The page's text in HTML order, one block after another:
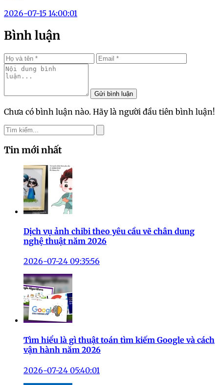
2026-07-15 14:00:01
Bình luận
Gửi bình luận
Chưa có bình luận nào. Hãy là người đầu tiên bình luận!
Tin mới nhất
Dịch vụ ảnh chibi theo yêu cầu vẽ chân dung
nghệ thuật năm 2026
2026-07-24 09:35:56
Tìm hiểu là gì thuật toán tìm kiếm Google và cách
vận hành năm 2026
2026-07-24 05:40:01